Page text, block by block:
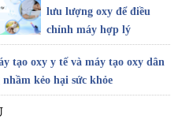
lưu lượng oxy để điều
chỉnh máy hợp lý
tạo oxy y tế và máy tạo oxy dân
kẻo hại sức khỏe